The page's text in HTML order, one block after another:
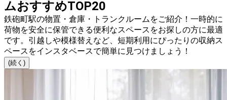
ムおすすめTOP20
鉄砲町駅の物置・倉庫・トランクルームをご紹介！一時的に
荷物を安全に保管できる便利なスペースをお探しの方に最適
です。引越しや模様替えなど、短期利用にぴったりの収納ス
ペースをインスタベースで簡単に見つけましょう！
(続く)